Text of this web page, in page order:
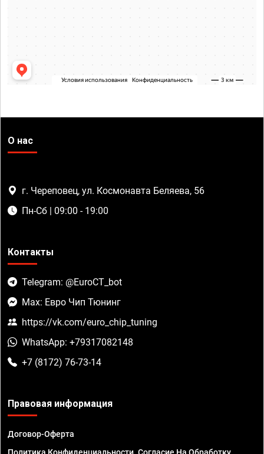
О нас
г. Череповец, ул. Космонавта Беляева, 56
Пн-Сб | 09:00 - 19:00
Контакты
Telegram: @EuroCT_bot
Max: Евро Чип Тюнинг
https://vk.com/euro_chip_tuning
WhatsApp: +79317082148
+7 (8172) 76-73-14
Правовая информация
Договор-Оферта